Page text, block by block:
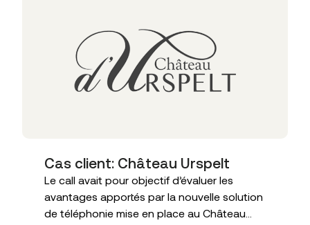
Cas client: Château Urspelt
Le call avait pour objectif d’évaluer les
avantages apportés par la nouvelle solution
de téléphonie mise en place au Château...